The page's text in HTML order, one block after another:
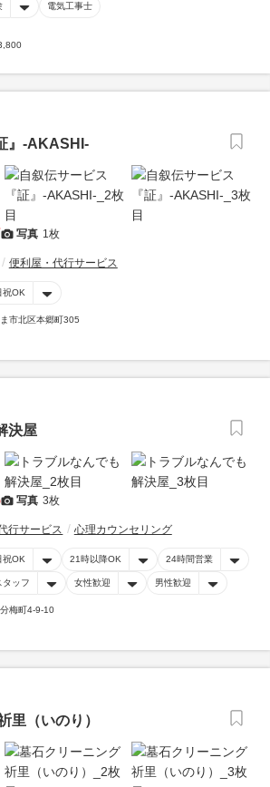
電気工事士
』-AKASHI-
写真 1枚
便利屋・代行サービス
祝OK
市北区本郷町305
決屋
写真 3枚
行サービス 心理カウンセリング
祝OK 21時以降OK 24時間営業
タッフ 女性歓迎 男性歓迎
梅町4-9-10
里（いのり）